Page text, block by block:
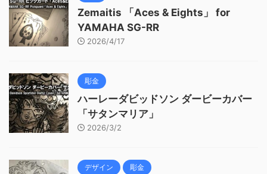
Zemaitis 「Aces & Eights」 for
YAMAHA SG-RR
2026/4/17
彫金
ハーレーダビッドソン ダービーカバー
「サタンマリア」
2026/3/2
デザイン 彫金